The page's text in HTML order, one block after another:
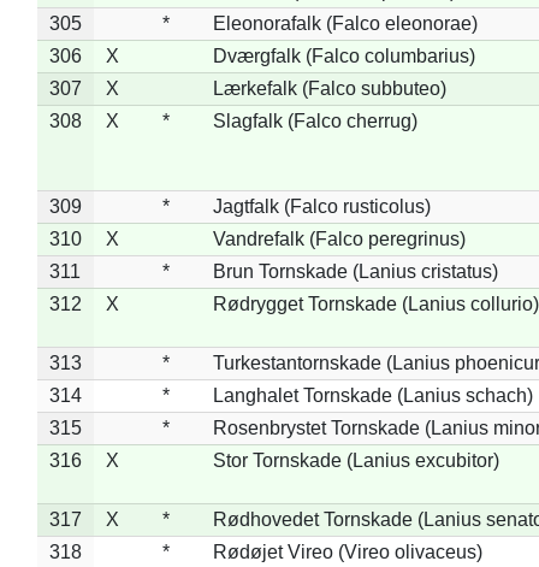
305
*
Eleonorafalk (Falco eleonorae)
306
X
Dværgfalk (Falco columbarius)
307
X
Lærkefalk (Falco subbuteo)
308
X * Slagfalk (Falco cherrug)
309 *
Jagtfalk (Falco rusticolus)
310
X
Vandrefalk (Falco peregrinus)
311
*
Brun Tornskade (Lanius cristatus)
312
X Rødrygget Tornskade (Lanius collurio)
313 *
Turkestantornskade (Lanius
314
*
Langhalet Tornskade (Lanius schach)
315
*
Rosenbrystet Tornskade (Lanius
316
X Stor Tornskade (Lanius excubitor)
317 X *
Rødhovedet Tornskade (Lanius
318
*
Rødøjet Vireo (Vireo olivaceus)